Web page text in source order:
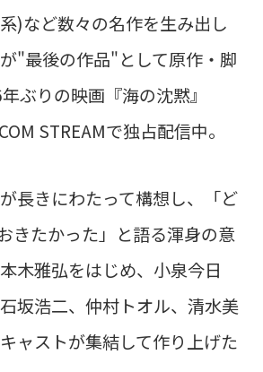
)など数々の名作を生み出し
"最後の作品"として原作・脚
ぶりの映画『海の沈黙』
STREAMで独占配信中。
長きにわたって構想し、「ど
きたかった」と語る渾身の意
木雅弘をはじめ、小泉今日
坂浩二、仲村トオル、清水美
ャストが集結して作り上げた